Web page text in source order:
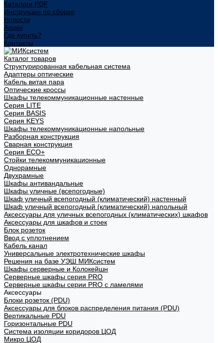
Каталоги PDF
Инструкции по сборке
Новости
Акции
Где купить?
Контакты
Каталог товаров
Структурированная кабельная система
Адаптеры оптические
Кабель витая пара
Оптические кроссы
Шкафы телекоммуникационные настенные
Cерия LITE
Cерия BASIS
Cерия KEYS
Шкафы телекоммуникационные напольные
Разборная конструкция
Сварная конструкция
Серия ECO+
Стойки телекоммуникационные
Однорамные
Двухрамные
Шкафы антивандальные
Шкафы уличные (всепогодные)
Шкаф уличный всепогодный (климатический) настенный
Шкаф уличный всепогодный (климатический) напольный
Аксессуары для уличных всепогодных (климатических) шкафов
Аксессуары для шкафов и стоек
Блок розеток
Ввод с уплотнением
Кабель канал
Универсальные электротехнические шкафы
Решения на базе УЭШ МИКсистем
Шкафы серверные и Колокейшн
Серверные шкафы серия PRO
Серверные шкафы серии PRO с ламелями
Аксессуары
Блоки розеток (PDU)
Аксессуары для блоков распределения питания (PDU)
Вертикальные PDU
Горизонтальные PDU
Система изоляции коридоров ЦОД
Микро ЦОД